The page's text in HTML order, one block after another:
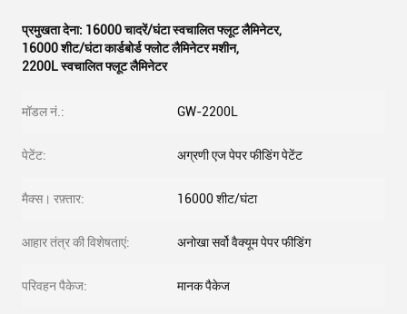
प्रमुखता देना: 16000 चादरें/घंटा स्वचालित फ्लूट लैमिनेटर,
16000 शीट/घंटा कार्डबोर्ड फ्लोट लैमिनेटर मशीन,
2200L स्वचालित फ्लूट लैमिनेटर
मॉडल नं.: GW-2200L
पेटेंट: अग्रणी एज पेपर फीडिंग पेटेंट
मैक्स। रफ़्तार: 16000 शीट/घंटा
आहार तंत्र की विशेषताएं: अनोखा सर्वो वैक्यूम पेपर फीडिंग
परिवहन पैकेज: मानक पैकेज